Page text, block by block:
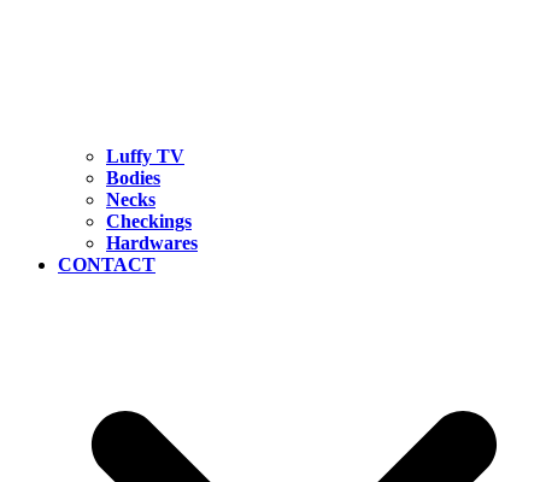
Luffy TV
Bodies
Necks
Checkings
Hardwares
CONTACT